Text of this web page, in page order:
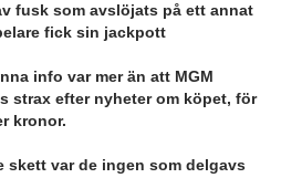
fusk som avslöjats på ett annat
fick sin jackpott
info var mer än att MGM
strax efter nyheter om köpet, för
kronor.
skett var de ingen som delgavs